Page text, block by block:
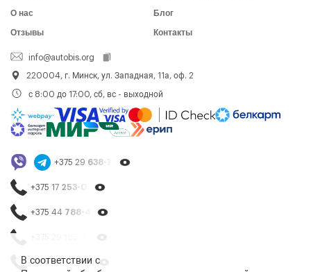
В соответствии с
О нас
Отзывы
Блог
Контакты
info@autobis.org
220004, г. Минск, ул. Западная, 11а, оф. 2
с 8:00 до 17:00, сб, вс - выходной
+375 29 638-79-23
+375 17 253-03-26
+375 44 788-40-13
+375 44 788-25-99